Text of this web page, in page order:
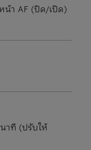
น้า AF (ปิด/เปิด)
าที (ปรับให้